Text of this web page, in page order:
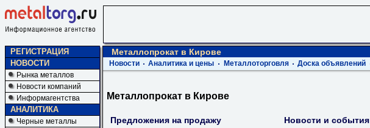
РЕГИСТРАЦИЯ
НОВОСТИ
Рынка металлов
Новости компаний
Информагентства
АНАЛИТИКА
Черные металлы
Металлопрокат в Кирове
Новости Аналитика и цены Металлоторговля Доска объявлений
Металлопрокат в Кирове
Предложения на продажу Новости и события